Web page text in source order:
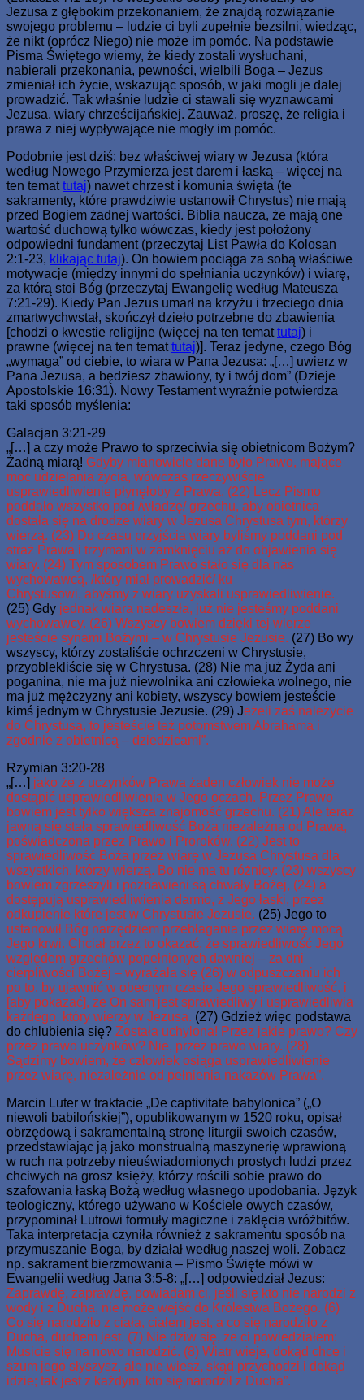
Jezusa z głębokim przekonaniem, że znajdą rozwiązanie
swojego problemu – ludzie ci byli zupełnie bezsilni, wiedząc,
że nikt (oprócz Niego) nie może im pomóc. Na podstawie
Pisma Świętego wiemy, że kiedy zostali wysłuchani,
nabierali przekonania, pewności, wielbili Boga – Jezus
zmieniał ich życie, wskazując sposób, w jaki mogli je dalej
prowadzić. Tak właśnie ludzie ci stawali się wyznawcami
Jezusa, wiary chrześcijańskiej. Zauważ, proszę, że religia i
prawa z niej wypływające nie mogły im pomóc.
Podobnie jest dziś: bez właściwej wiary w Jezusa (która
według Nowego Przymierza jest darem i łaską – więcej na
ten temattutaj) nawet chrzest i komunia święta (te
sakramenty, które prawdziwie ustanowił Chrystus) nie mają
przed Bogiem żadnej wartości. Biblia naucza, że mają one
wartość duchową tylko wówczas, kiedy jest położony
odpowiedni fundament (przeczytaj List Pawła do Kolosan
2:1-23, klikając tutaj). On bowiem pociąga za sobą właściwe
motywacje (między innymi do spełniania uczynków) i wiarę,
za którą stoi Bóg (przeczytaj Ewangelię według Mateusza
7:21-29). Kiedy Pan Jezus umarł na krzyżu i trzeciego dnia
zmartwychwstał, skończył dzieło potrzebne do zbawienia
[chodzi o kwestie religijne (więcej na ten temattutaj) i
prawne (więcej na ten temattutaj)]. Teraz jedyne, czego Bóg
„wymaga” od ciebie, to wiara w Pana Jezusa: „[…] uwierz w
Pana Jezusa, a będziesz zbawiony, ty i twój dom” (Dzieje
Apostolskie 16:31). Nowy Testament wyraźnie potwierdza
taki sposób myślenia:
Galacjan 3:21-29
„[…] a czy może Prawo to sprzeciwia się obietnicom Bożym?
Żadną miarą! Gdyby mianowicie dane było Prawo, mające
moc udzielania życia, wówczas rzeczywiście
usprawiedliwienie płynęłoby z Prawa. (22) Lecz Pismo
poddało wszystko pod /władzę/ grzechu, aby obietnica
dostała się na drodze wiary w Jezusa Chrystusa tym, którzy
wierzą. (23) Do czasu przyjścia wiary byliśmy poddani pod
straż Prawa i trzymani w zamknięciu aż do objawienia się
wiary. (24) Tym sposobem Prawo stało się dla nas
wychowawcą, /który miał prowadzić/ ku
Chrystusowi, abyśmy z wiary uzyskali usprawiedliwienie.
(25) Gdy jednak wiara nadeszła, już nie jesteśmy poddani
wychowawcy. (26) Wszyscy bowiem dzięki tej wierze
jesteście synami Bożymi – w Chrystusie Jezusie. (27) Bo wy
wszyscy, którzy zostaliście ochrzczeni w Chrystusie,
przyoblekliście się w Chrystusa. (28) Nie ma już Żyda ani
poganina, nie ma już niewolnika ani człowieka wolnego, nie
ma już mężczyzny ani kobiety, wszyscy bowiem jesteście
kimś jednym w Chrystusie Jezusie. (29) Jeżeli zaś należycie
do Chrystusa, to jesteście też potomstwem Abrahama i
zgodnie z obietnicą – dziedzicami”.
Rzymian 3:20-28
„[…] jako że z uczynków Prawa żaden człowiek nie może
dostąpić usprawiedliwienia w Jego oczach. Przez Prawo
bowiem jest tylko większa znajomość grzechu. (21) Ale teraz
jawną się stała sprawiedliwość Boża niezależna od Prawa,
poświadczona przez Prawo i Proroków. (22) Jest to
sprawiedliwość Boża przez wiarę w Jezusa Chrystusa dla
wszystkich, którzy wierzą. Bo nie ma tu różnicy: (23) wszyscy
bowiem zgrzeszyli i pozbawieni są chwały Bożej, (24) a
dostępują usprawiedliwienia darmo, z Jego łaski, przez
odkupienie które jest w Chrystusie Jezusie. (25) Jego to
ustanowił Bóg narzędziem przebłagania przez wiarę mocą
Jego krwi. Chciał przez to okazać, że sprawiedliwość Jego
względem grzechów popełnionych dawniej – za dni
cierpliwości Bożej – wyrażała się (26) w odpuszczaniu ich
po to, by ujawnić w obecnym czasie Jego sprawiedliwość, i
[aby pokazać], że On sam jest sprawiedliwy i usprawiedliwia
każdego, który wierzy w Jezusa. (27) Gdzież więc podstawa
do chlubienia się? Została uchylona! Przez jakie prawo? Czy
przez prawo uczynków? Nie, przez prawo wiary. (28)
Sądzimy bowiem, że człowiek osiąga usprawiedliwienie
przez wiarę, niezależnie od pełnienia nakazów Prawa”.
Marcin Luter w traktacie „De captivitate babylonica” („O
niewoli babilońskiej”), opublikowanym w 1520 roku, opisał
obrzędową i sakramentalną stronę liturgii swoich czasów,
przedstawiając ją jako monstrualną maszynerię wprawioną
w ruch na potrzeby nieuświadomionych prostych ludzi przez
chciwych na grosz księży, którzy rościli sobie prawo do
szafowania łaską Bożą według własnego upodobania. Język
teologiczny, którego używano w Kościele owych czasów,
przypominał Lutrowi formuły magiczne i zaklęcia wróżbitów.
Taka interpretacja czyniła również z sakramentu sposób na
przymuszanie Boga, by działał według naszej woli. Zobacz
np. sakrament bierzmowania – Pismo Święte mówi w
Ewangelii według Jana 3:5-8: „[…] odpowiedział Jezus:
Zaprawdę, zaprawdę, powiadam ci, jeśli się kto nie narodzi z
wody i z Ducha, nie może wejść do Królestwa Bożego. (6)
Co się narodziło z ciała, ciałem jest, a co się narodziło z
Ducha, duchem jest. (7) Nie dziw się, że ci powiedziałem:
Musicie się na nowo narodzić. (8) Wiatr wieje, dokąd chce i
szum jego słyszysz, ale nie wiesz, skąd przychodzi i dokąd
idzie; tak jest z każdym, kto się narodził z Ducha”.